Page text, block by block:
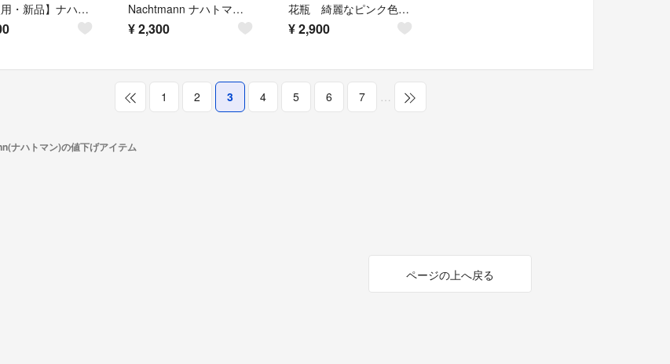
【未使用・新品】ナハトマン ダンシングスター・ボサノバ レクタングラープレートナ Nachtmann ナハトマン クオーツベース フラワーベース 16cm 花瓶
¥2,300
花瓶 綺麗なピンク色 ナハトマン
¥2,900
1 2 3 4 5 6 7
ナハトマン)の値下げアイテム
ページの上へ戻る